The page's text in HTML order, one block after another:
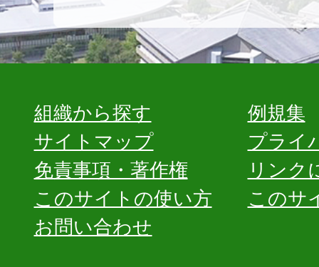
組織から探す
例規集
サイトマップ
プライ
免責事項・著作権
リンク
このサイトの使い方
このサ
お問い合わせ